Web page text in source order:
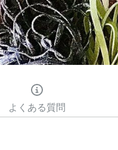
よくある質問